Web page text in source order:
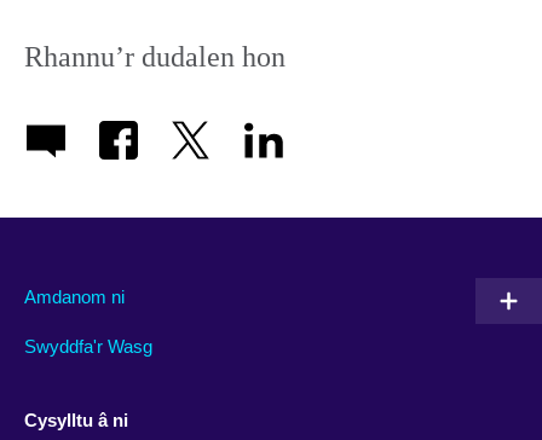
Rhannu’r dudalen hon
Amdanom ni
Swyddfa'r Wasg
Cysylltu â ni